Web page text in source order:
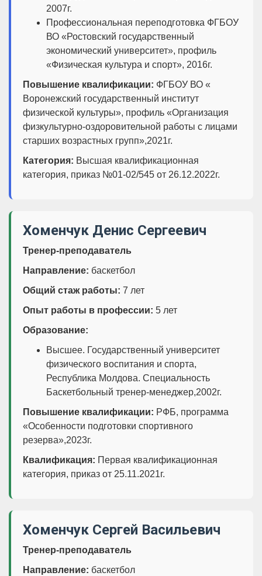
2007г.
Профессиональная переподготовка ФГБОУ
ВО «Ростовский государственный
экономический университет», профиль
«Физическая культура и спорт», 2016г.
Повышение квалификации: ФГБОУ ВО «
Воронежский государственный институт
физической культуры», профиль «Организация
физкультурно-оздоровительной работы с лицами
старших возрастных групп»,2021г.
Категория: Высшая квалификационная
категория, приказ №01-02/545 от 26.12.2022г.
Хоменчук Денис Сергеевич
Тренер-преподаватель
Направление: баскетбол
Общий стаж работы: 7 лет
Опыт работы в профессии: 5 лет
Образование:
Высшее. Государственный университет
физического воспитания и спорта,
Республика Молдова. Специальность
Баскетбольный тренер-менеджер,2002г.
Повышение квалификации: РФБ, программа
«Особенности подготовки спортивного
резерва»,2023г.
Квалификация: Первая квалификационная
категория, приказ от 25.11.2021г.
Хоменчук Сергей Васильевич
Тренер-преподаватель
Направление: баскетбол